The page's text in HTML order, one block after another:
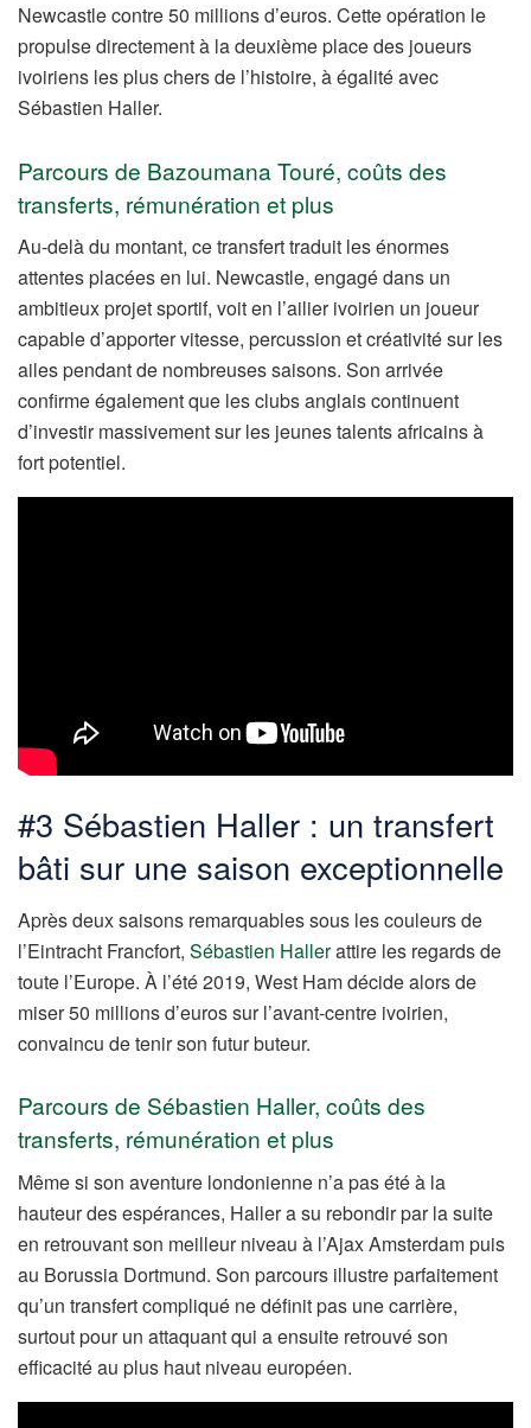
Newcastle contre 50 millions d’euros. Cette opération le
propulse directement à la deuxième place des joueurs
ivoiriens les plus chers de l’histoire, à égalité avec
Sébastien Haller.
Parcours de Bazoumana Touré, coûts des
transferts, rémunération et plus
Au-delà du montant, ce transfert traduit les énormes
attentes placées en lui. Newcastle, engagé dans un
ambitieux projet sportif, voit en l’ailier ivoirien un joueur
capable d’apporter vitesse, percussion et créativité sur les
ailes pendant de nombreuses saisons. Son arrivée
confirme également que les clubs anglais continuent
d’investir massivement sur les jeunes talents africains à
fort potentiel.
#3 Sébastien Haller : un transfert
bâti sur une saison exceptionnelle
Après deux saisons remarquables sous les couleurs de
l’Eintracht Francfort, Sébastien Hallerattire les regards de
toute l’Europe. À l’été 2019, West Ham décide alors de
miser 50 millions d’euros sur l’avant-centre ivoirien,
convaincu de tenir son futur buteur.
Parcours de Sébastien Haller, coûts des
transferts, rémunération et plus
Même si son aventure londonienne n’a pas été à la
hauteur des espérances, Haller a su rebondir par la suite
en retrouvant son meilleur niveau à l’Ajax Amsterdam puis
au Borussia Dortmund. Son parcours illustre parfaitement
qu’un transfert compliqué ne définit pas une carrière,
surtout pour un attaquant qui a ensuite retrouvé son
efficacité au plus haut niveau européen.